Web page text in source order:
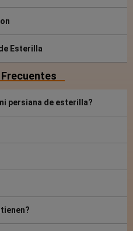
Esterilla
persiana de esterilla?